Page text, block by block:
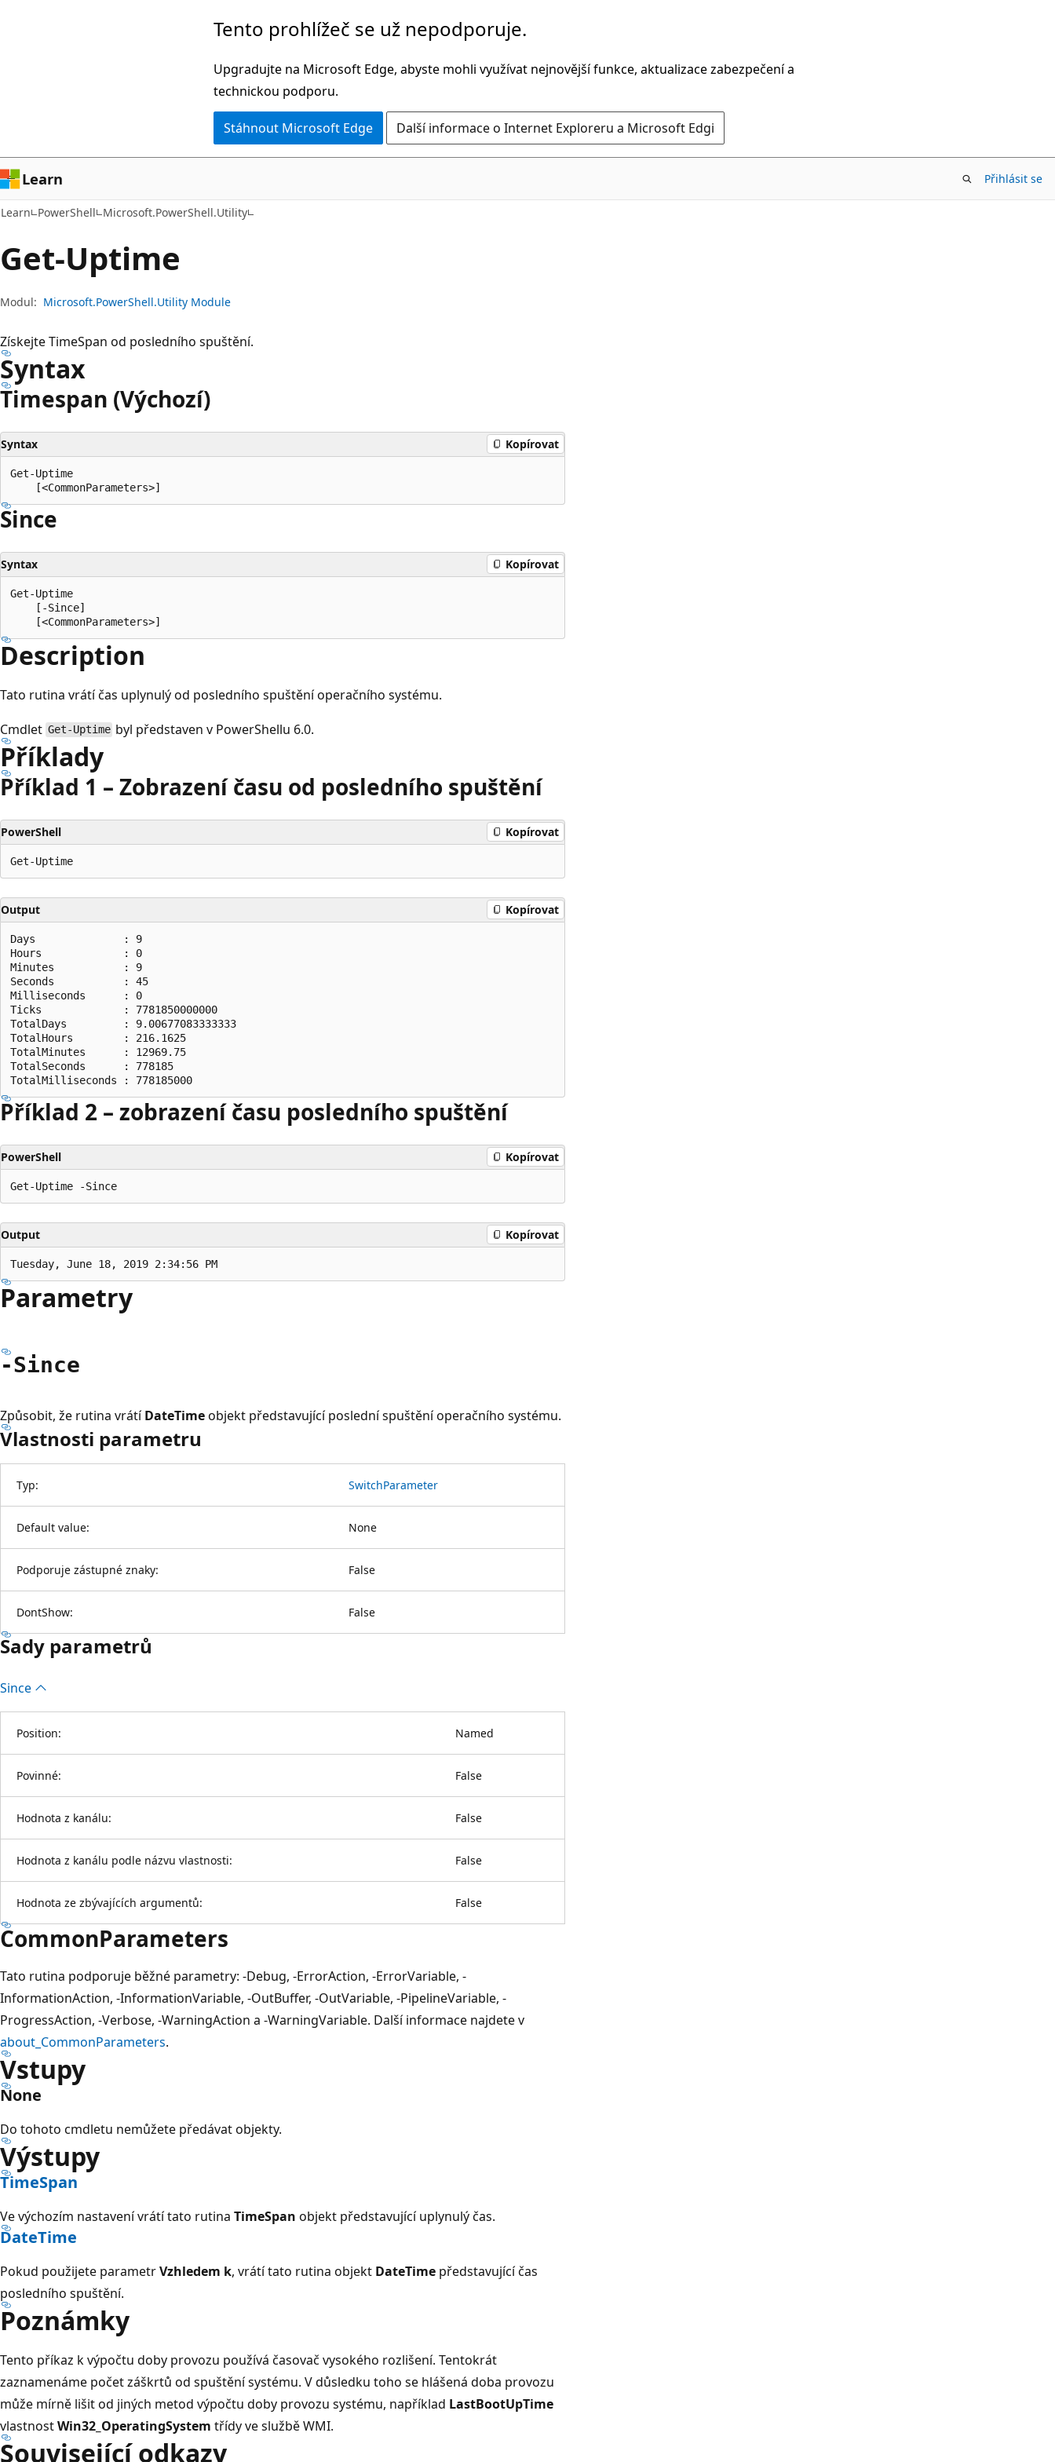
Tento prohlížeč se už nepodporuje.
Upgradujte na Microsoft Edge, abyste mohli využívat nejnovější funkce, aktualizace zabezpečení a
technickou podporu.
Stáhnout Microsoft Edge Další informace o Internet Exploreru a Microsoft Edgi
Learn Přihlásit se
Learn PowerShell Microsoft.PowerShell.Utility
Get-Uptime
Modul: Microsoft.PowerShell.Utility Module
ZískejteTimeSpan od posledního spuštění.
Syntax
Timespan (Výchozí)
Syntax Kopírovat
Get-Uptime
Since
Syntax Kopírovat
Get-Uptime
    [-Since]
Description
Tato rutina vrátí čas uplynulý od posledního spuštění operačního systému.
Cmdlet Get-Uptime byl představen v PowerShellu 6.0.
Příklady
Příklad 1 – Zobrazení času od posledního spuštění
PowerShell Kopírovat
Output Kopírovat
Days              : 9
Hours             : 0
Minutes           : 9
Seconds           : 45
Milliseconds      : 0
Ticks             : 7781850000000
TotalDays         : 9.00677083333333
TotalHours        : 216.1625
TotalMinutes      : 12969.75
TotalSeconds      : 778185
Příklad 2 – zobrazení času posledního spuštění
PowerShell Kopírovat
Output Kopírovat
Parametry
-Since
Způsobit, že rutina vrátíDateTimeobjekt představující poslední spuštění operačního systému.
Vlastnosti parametru
Typ: SwitchParameter
Default value: None
Podporuje zástupné znaky: False
DontShow: False
Sady parametrů
Since
Position: Named
Povinné: False
Hodnota z kanálu: False
Hodnota z kanálu podle názvu vlastnosti: False
Hodnota ze zbývajících argumentů: False
CommonParameters
Tato rutina podporuje běžné parametry: -Debug, -ErrorAction, -ErrorVariable, -
InformationAction, -InformationVariable, -OutBuffer, -OutVariable, -PipelineVariable, -
ProgressAction, -Verbose, -WarningAction a -WarningVariable. Další informace najdete v
about_CommonParameters.
Vstupy
None
Do tohoto cmdletu nemůžete předávat objekty.
Výstupy
TimeSpan
Ve výchozím nastavení vrátí tato rutina TimeSpan objekt představující uplynulý čas.
DateTime
Pokud použijete parametrVzhledem k, vrátí tato rutina objekt DateTime představující čas
posledního spuštění.
Poznámky
Tento příkaz k výpočtu doby provozu používá časovač vysokého rozlišení. Tentokrát
zaznamenáme počet záškrtů od spuštění systému. V důsledku toho se hlášená doba provozu
může mírně lišit od jiných metod výpočtu doby provozu systému, například LastBootUpTime
vlastnostWin32_OperatingSystem třídy ve službě WMI.
Související odkazy